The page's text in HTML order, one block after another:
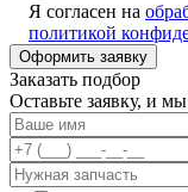
Я согласен на
политикой
Заказать подбор
Оставьте заявку, и